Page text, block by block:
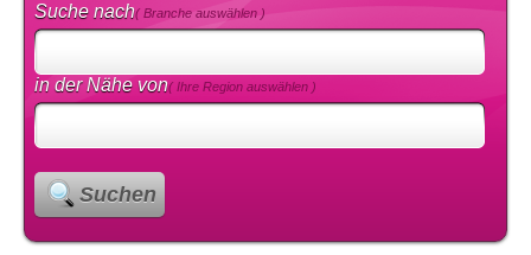
Suche nach( Branche auswählen )
in der Nähe von( Ihre Region auswählen )
Suchen